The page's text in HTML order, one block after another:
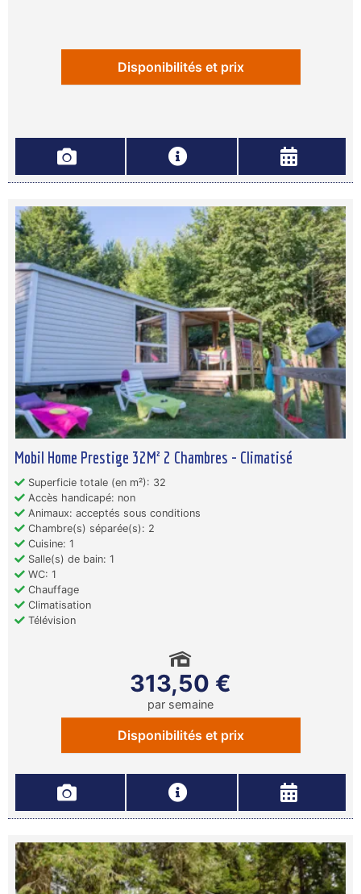
Disponibilités et prix
Mobil Home Prestige 32M² 2 Chambres - Climatisé
Superficie totale (en m²): 32
Accès handicapé: non
Animaux: acceptés sous conditions
Chambre(s) séparée(s): 2
Cuisine: 1
Salle(s) de bain: 1
WC: 1
Chauffage
Climatisation
Télévision
313,50 €
par semaine
Disponibilités et prix